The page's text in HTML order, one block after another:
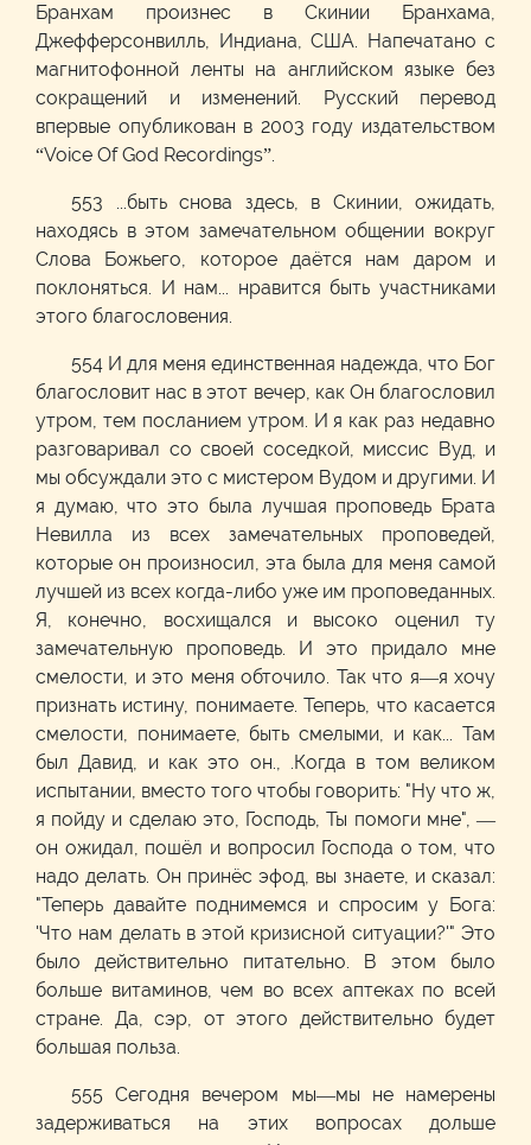
Бранхам произнес в Скинии Бранхама,
Джефферсонвилль, Индиана, США. Напечатано с
магнитофонной ленты на английском языке без
сокращений и изменений. Русский перевод
впервые опубликован в 2003 году издательством
“Voice Of God Recordings”.
553 ...быть снова здесь, в Скинии, ожидать,
находясь в этом замечательном общении вокруг
Слова Божьего, которое даётся нам даром и
поклоняться. И нам... нравится быть участниками
этого благословения.
554 И для меня единственная надежда, что Бог
благословит нас в этот вечер, как Он благословил
утром, тем посланием утром. И я как раз недавно
разговаривал со своей соседкой, миссис Вуд, и
мы обсуждали это с мистером Вудом и другими. И
я думаю, что это была лучшая проповедь Брата
Невилла из всех замечательных проповедей,
которые он произносил, эта была для меня самой
лучшей из всех когда-либо уже им проповеданных.
Я, конечно, восхищался и высоко оценил ту
замечательную проповедь. И это придало мне
смелости, и это меня обточило. Так что я—я хочу
признать истину, понимаете. Теперь, что касается
смелости, понимаете, быть смелыми, и как... Там
был Давид, и как это он., .Когда в том великом
испытании, вместо того чтобы говорить: "Ну что ж,
я пойду и сделаю это, Господь, Ты помоги мне", —
он ожидал, пошёл и вопросил Господа о том, что
надо делать. Он принёс эфод, вы знаете, и сказал:
"Теперь давайте поднимемся и спросим у Бога:
'Что нам делать в этой кризисной ситуации?'" Это
было действительно питательно. В этом было
больше витаминов, чем во всех аптеках по всей
стране. Да, сэр, от этого действительно будет
большая польза.
555 Сегодня вечером мы—мы не намерены
задерживаться на этих вопросах дольше